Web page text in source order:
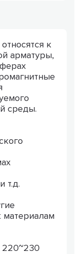
к
арматуры,
среды.
т.д.
материалам
220~230